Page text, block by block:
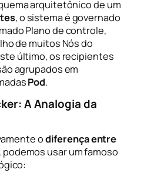
arquitetônico de um
, o sistema é governado
Plano de controle,
de muitos Nós do
último, os recipientes
agrupados em
Pod.
A Analogia da
odiferença entre
, podemos usar um famoso